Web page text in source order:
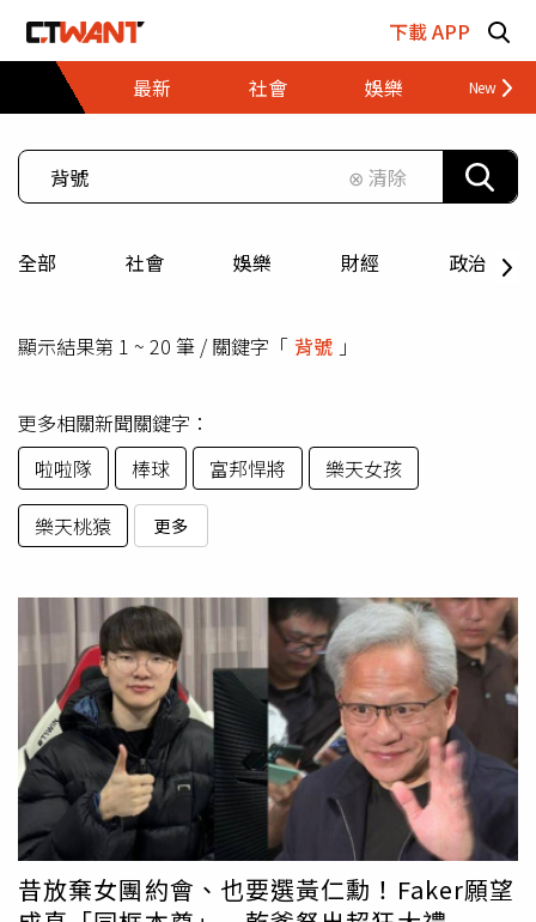
下載 APP
最新
社會 娛樂 財經
⊗ 清除
全部 社會 娛樂 財經 政治
顯示結果第 1 ~ 20 筆 / 關鍵字「 背號 」
更多相關新聞關鍵字：
啦啦隊
棒球 富邦悍將
樂天女孩
樂天桃猿
更多
昔放棄女團約會、也要選黃仁勳！Faker願望